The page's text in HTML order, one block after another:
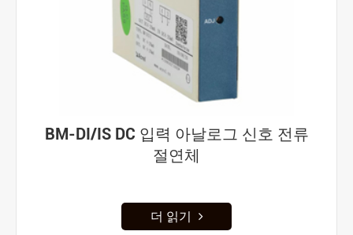
BM-DI/IS DC 입력 아날로그 신호 전류
절연체
더 읽기